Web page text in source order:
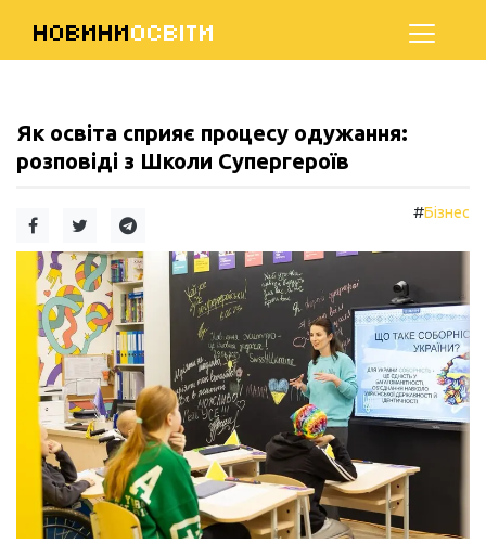
НОВИНИОСВІТИ
Як освіта сприяє процесу одужання:
розповіді з Школи Супергероїв
#Бізнес